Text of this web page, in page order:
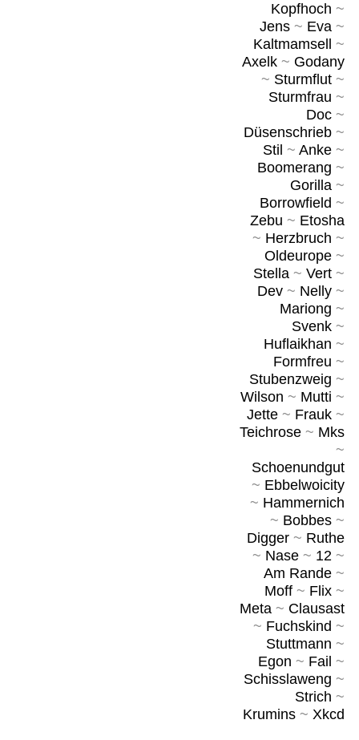
Kopfhoch ~
Jens~ Eva~
Kaltmamsell
~
Axelk~ Godany
~ Sturmflut~
Sturmfrau ~
Doc~
Düsenschrieb~
Stil ~ Anke~
Boomerang ~
Gorilla~
Borrowfield ~
Zebu ~ Etosha
~ Herzbruch ~
Oldeurope~
Stella~ Vert~
Dev~ Nelly~
Mariong ~
Svenk~
Huflaikhan ~
Formfreu ~
Stubenzweig ~
Wilson ~ Mutti ~
Jette~ Frauk~
Teichrose~ Mks
~
Schoenundgut
~ Ebbelwoicity
~ Hammernich
~ Bobbes~
Digger~ Ruthe
~ Nase~ 12~
Am Rande~
Moff~ Flix~
Meta~ Clausast
~ Fuchskind ~
Stuttmann ~
Egon ~ Fail ~
Schisslaweng ~
Strich ~
Krumins~ Xkcd